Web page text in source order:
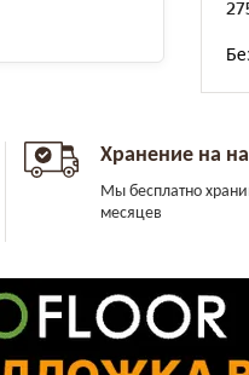
Хранение на
Мы бесплатно
месяцев